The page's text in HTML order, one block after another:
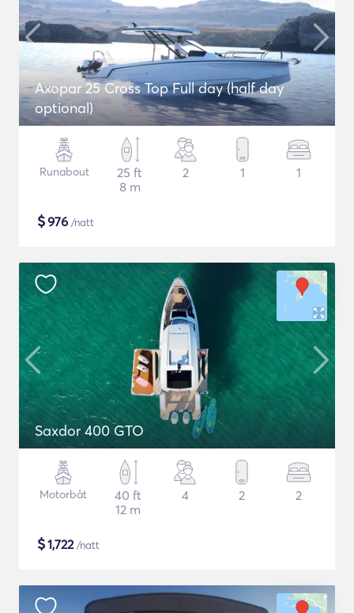
Axopar 25 Cross Top Full day (half day
optional)
Runabout
25 ft
8 m
2 1 1
$976 /natt
Saxdor 400 GTO
Motorbåt
40 ft
12 m
4 2 2
$1,722/natt